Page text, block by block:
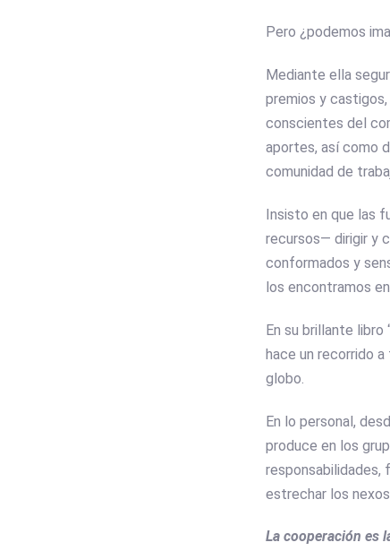
Pero ¿podemos
Mediante ella
premios y
conscientes del
aportes, así como
comunidad de
Insisto en que las
recursos— dirigir y
conformados y
los encontramos
En su brillante libro
hace un recorrido
globo.
En lo personal,
produce en los
estrechar los
La cooperación es